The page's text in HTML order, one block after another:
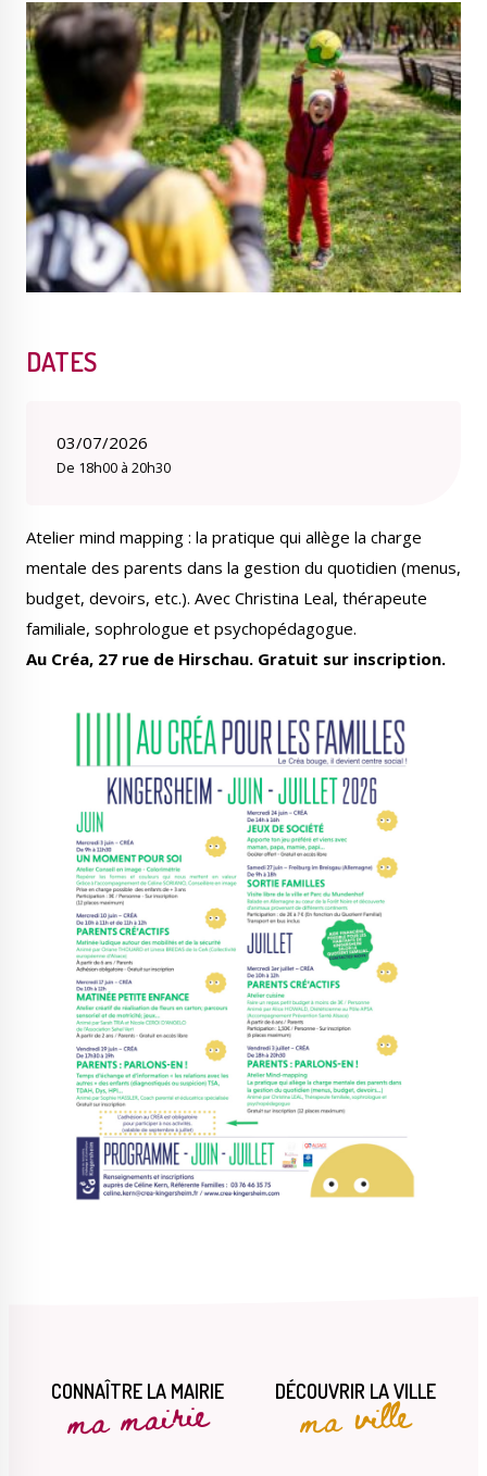
Publications
municipales
Enquêtes publiques
Conseil Municipal Transition écologique
Associations
Le Créa La médiathèque
Atelier mind mapping : la pratique qui allège la charge
mentale des parents dans la gestion du quotidien (menus,
budget, devoirs, etc.). Avec Christina Leal, thérapeute
familiale, sophrologue et psychopédagogue.
Au Créa, 27 rue de Hirschau. Gratuit sur inscription.
DATES
03/07/2026
De 18h00 à 20h30
CONNAÎTRE LA MAIRIE
ma mairie DÉCOUVRIR LA VILLE
ma ville